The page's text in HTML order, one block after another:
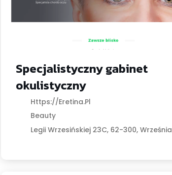
Specjalistyczny gabinet
okulistyczny
Https://eretina.pl
Beauty
Legii Wrzesińskiej 23C, 62-300, Września